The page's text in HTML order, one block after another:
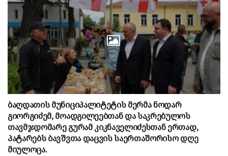
ბაღდათის მუნიციპალიტეტის მერმა ნოდარ
გიორგიძემ, მოადგილეებთან და საკრებულოს
თავმჯდომარე გურამ კიკნაველიძესთან ერთად,
პატარებს ბავშვთა დაცვის საერთაშორისო დღე
მიულოცა.